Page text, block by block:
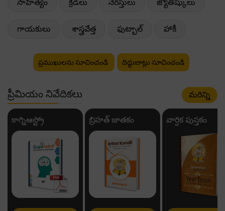
సాహిత్యం క్రీడలు నేరస్తులు జ్యోతిష్కులు
గాయకులు శాస్త్రవేత్త ఫుట్బాల్ హాకీ
ప్రముఖులను సూచించండి దిద్దుబాట్లు సూచించండి
ప్రీమియం నివేదికలు మరిన్ని
కాగ్నిఆస్ట్రో బ్రిహత్ జాతకం వార్షిక పుస్తకం